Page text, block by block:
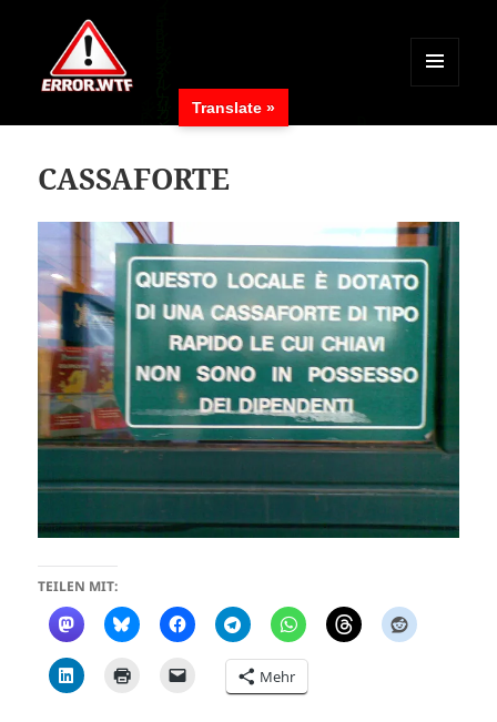
MENÜ
WIDGETS
CASSAFORTE
TEILEN MIT:
Mehr
Translate »